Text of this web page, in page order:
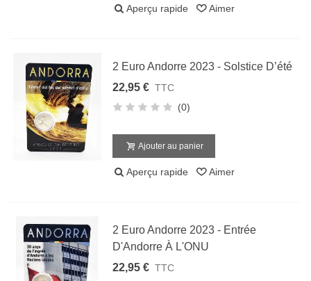
Aperçu rapide Aimer
2 Euro Andorre 2023 - Solstice D’été
22,95 € TTC
(0)
Ajouter au panier
Aperçu rapide Aimer
2 Euro Andorre 2023 - Entrée
D'Andorre À L'ONU
22,95 € TTC